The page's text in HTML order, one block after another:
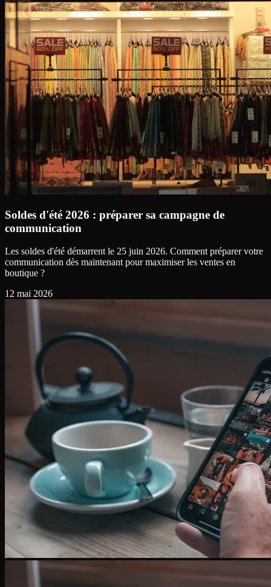
Soldes d'été 2026 : préparer sa campagne de
communication
Les soldes d'été démarrent le 25 juin 2026. Comment préparer votre
communication dès maintenant pour maximiser les ventes en
boutique ?
12 mai 2026